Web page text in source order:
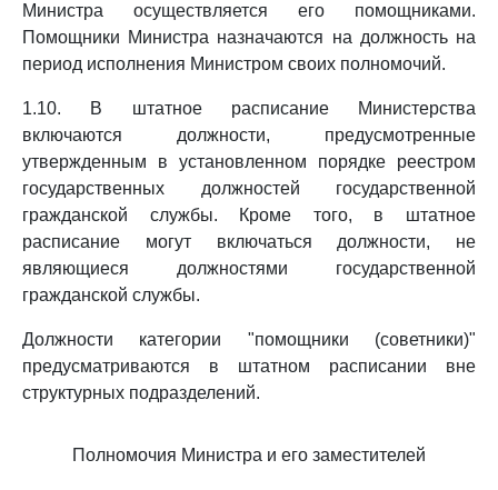
Министра осуществляется его помощниками.
Помощники Министра назначаются на должность на
период исполнения Министром своих полномочий.
1.10. В штатное расписание Министерства
включаются должности, предусмотренные
утвержденным в установленном порядке реестром
государственных должностей государственной
гражданской службы. Кроме того, в штатное
расписание могут включаться должности, не
являющиеся должностями государственной
гражданской службы.
Должности категории "помощники (советники)"
предусматриваются в штатном расписании вне
структурных подразделений.
Полномочия Министра и его заместителей